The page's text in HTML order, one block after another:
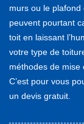
murs ou le plafond
peuvent pourtant
toit en laissant
votre type de
méthodes de
C’est pour vous
un devis gratuit.